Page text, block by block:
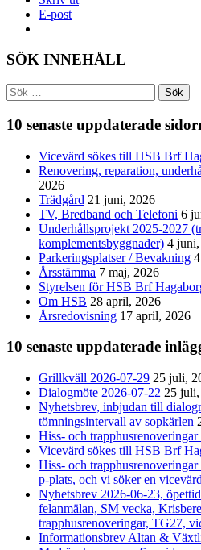
E-post
SÖK INNEHÅLL
Sök
efter:
10 senaste uppdaterade
Vicevärd sökes till HSB Brf
Renovering, reparation,
2026
Trädgård 21 juni, 2026
TV, Bredband och Telefoni 6
Underhållsprojekt 2025-2027
komplementsbyggnader) 4
Parkeringsplatser / Bevakning
Årsstämma 7 maj, 2026
Styrelsen för HSB Brf
Om HSB 28 april, 2026
Årsredovisning 17 april, 2026
10 senaste uppdaterade
Grillkväll 2026-07-29 25 juli,
Dialogmöte 2026-07-22 25
Nyhetsbrev, inbjudan till
tömningsintervall av sopkärlen
Hiss- och
Vicevärd sökes till HSB Brf
Hiss- och
p-plats, och vi söker en vicevärd
Nyhetsbrev 2026-06-23,
felanmälan, SM vecka,
trapphusrenoveringar, TG27,
Informationsbrev Altan &